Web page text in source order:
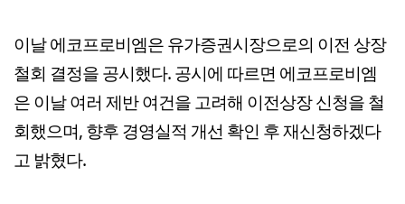
이날 에코프로비엠은 유가증권시장으로의 이전 상장
철회 결정을 공시했다. 공시에 따르면 에코프로비엠
은 이날 여러 제반 여건을 고려해 이전상장 신청을 철
회했으며, 향후 경영실적 개선 확인 후 재신청하겠다
고 밝혔다.